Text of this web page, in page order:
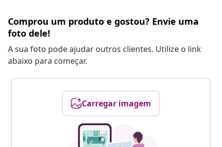
Comprou um produto e gostou? Envie uma
foto dele!
A sua foto pode ajudar outros clientes. Utilize o link
abaixo para começar.
Carregar imagem